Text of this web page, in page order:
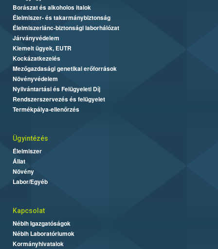
Borászat és alkoholos italok
Élelmiszer- és takarmánybiztonság
Élelmiszerlánc-biztonsági laborhálózat
Járványvédelem
Kiemelt ügyek, EUTR
Kockázatkezelés
Mezőgazdasági genetikai erőforrások
Növényvédelem
Nyilvántartási és Felügyeleti Díj
Rendszerszervezés és felügyelet
Termékpálya-ellenőrzés
Ügyintézés
Élelmiszer
Állat
Növény
Labor/Egyéb
Kapcsolat
Nébih Igazgatóságok
Nébih Laboratóriumok
Kormányhivatalok